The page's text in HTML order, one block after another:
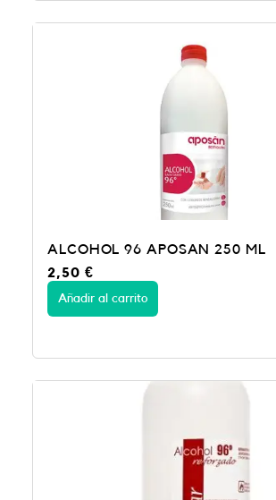
ALCOHOL 96 APOSAN 250 ML
2,50 €
Añadir al carrito